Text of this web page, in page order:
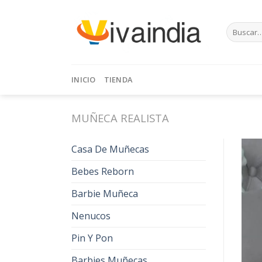
Buscar
por:
INICIO TIENDA
MUÑECA REALISTA
Casa De Muñecas
Bebes Reborn
Barbie Muñeca
Nenucos
Pin Y Pon